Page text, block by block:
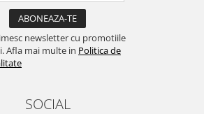
newsletter cu promotiile
Afla mai multe in Politica de
SOCIAL